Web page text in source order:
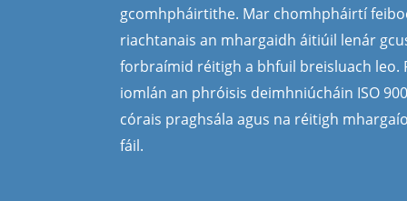
gcomhpháirtithe. Mar chomhpháirtí
riachtanais an mhargaidh áitiúil lenár
forbraímid réitigh a bhfuil breisluach leo.
iomlán an phróisis deimhniúcháin ISO
córais praghsála agus na réitigh
fáil.